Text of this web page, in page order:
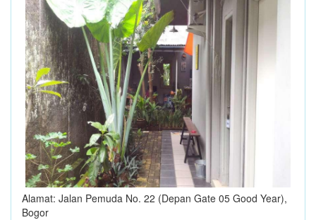
Alamat: Jalan Pemuda No. 22 (Depan Gate 05 Good Year),
Bogor